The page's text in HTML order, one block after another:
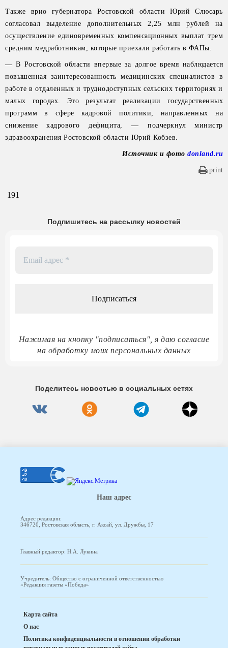
Также врио губернатора Ростовской области Юрий Слюсарь
согласовал выделение дополнительных 2,25 млн рублей на
осуществление единовременных компенсационных выплат трем
средним медработникам, которые приехали работать в ФАПы.
— В Ростовской области впервые за долгое время наблюдается
повышенная заинтересованность медицинских специалистов в
работе в отдаленных и труднодоступных сельских территориях и
малых городах. Это результат реализации государственных
программ в сфере кадровой политики, направленных на
снижение кадрового дефицита, — подчеркнул министр
здравоохранения Ростовской области Юрий Кобзев.
Источник и фото donland.ru
print
191
Подпишитесь на рассылку новостей
Нажимая на кнопку "подписаться", я даю согласие
на обработку моих персональных данных
Поделитесь новостью в социальных сетях
Наш адрес
Адрес редакции:
346720, Ростовская область, г. Аксай, ул. Дружбы, 17
Главный редактор: Н.А. Лукина
Учредитель: Общество с ограниченной ответственностью
«Редакция газеты «Победа»
Карта сайта
О нас
Политика конфиденциальности в отношении обработки